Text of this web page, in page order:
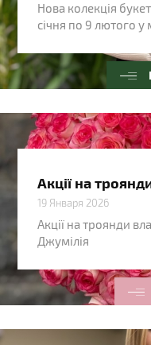
Нова колекція
січня по 9 лютого у
Акції на
19 Января 2026
Акції на троянди
Джумілія